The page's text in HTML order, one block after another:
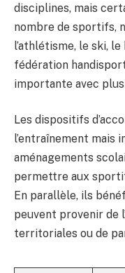
disciplines, mais
nombre de sportifs,
l’athlétisme, le ski,
fédération
importante avec
Les dispositifs
l’entraînement mais
aménagements
permettre aux
En parallèle, ils
peuvent provenir de
territoriales ou de